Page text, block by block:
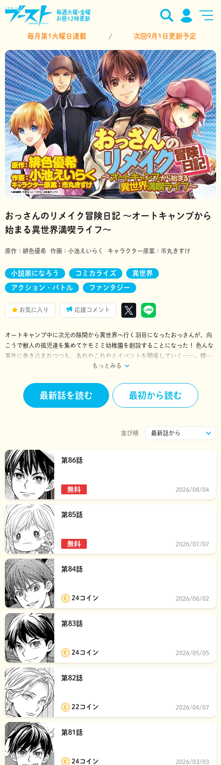
毎週火曜•金曜
お昼12時更新
毎月第1火曜日連載 次回9月1日更新予定
おっさんのリメイク冒険日記 ～オートキャンプから
始まる異世界満喫ライフ～
原作： 緋色優希 作画： 小池えいらく キャラクター原案： 市丸きすけ
小説家になろう コミカライズ 異世界
アクション・バトル ファンタジー
お気に入り 応援コメント
オートキャンプ中に次元の隙間から異世界へ行く羽目になったおっさんが、向
こうで獣人の孤児達を集めてケモミミ幼稚園を創設することになった！ 色んな
事件に巻き込まれつつも、あれやこれやとイベントを開催していく――。精
霊・ドラゴン・エルフ・ドワーフ・ゴブリンと、様々な種族とも交流していく
ーリー!! 「小説家になろう」の大人気作コミカライズ!! ※「小説家になろ
う」は㈱ヒナプロジェクトの登録商標です。
もっとみる
最新話を読む 最初から読む
並び順
第86話
無料 2026/08/04
第85話
無料 2026/07/07
第84話
24コイン 2026/06/02
第83話
24コイン 2026/05/05
第82話
22コイン 2026/04/07
第81話
24コイン 2026/03/03